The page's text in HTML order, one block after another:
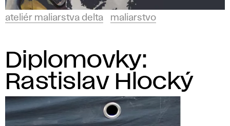
ateliér maliarstva delta maliarstvo
Diplomovky:
Rastislav Hlocký